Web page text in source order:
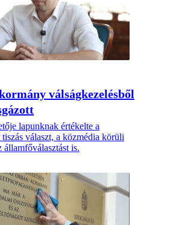
válságkezelésből
lapunknak értékelte a
választ, a közmédia körüli
is.